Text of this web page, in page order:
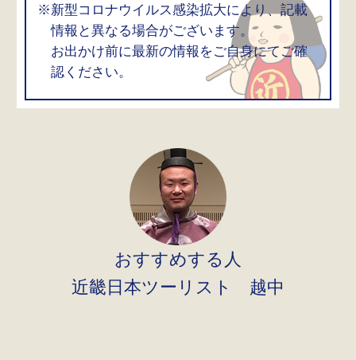
※新型コロナウイルス感染拡大により、記載
情報と異なる場合がございます。
お出かけ前に最新の情報をご自身にてご確
認ください。
おすすめする人
近畿日本ツーリスト 越中